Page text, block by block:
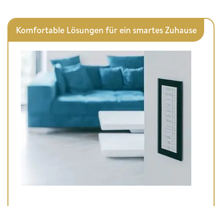
Komfortable Lösungen für ein smartes Zuhause